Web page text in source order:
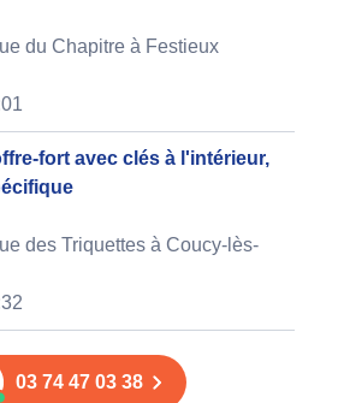
du Chapitre à Festieux
fort avec clés à l'intérieur,
des Triquettes à Coucy-lès-
03 74 47 03 38